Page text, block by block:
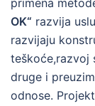
primena
OK“ razvija
razvijaju
teškoće,razvoj
druge i
odnose.